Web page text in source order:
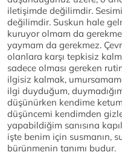
iletişimde değilimdir.
değilimdir. Suskun hale
kuruyor olmam da
yaymam da gerekmez.
olanlara karşı tepkisiz
sadece olması gereken
ilgisiz kalmak,
ilgi duyduğum,
düşünürken kendime
düşüncemi kendimden
yapabildiğim sanısına
işte benim için susmanın,
bürünmenin tanımı budur.